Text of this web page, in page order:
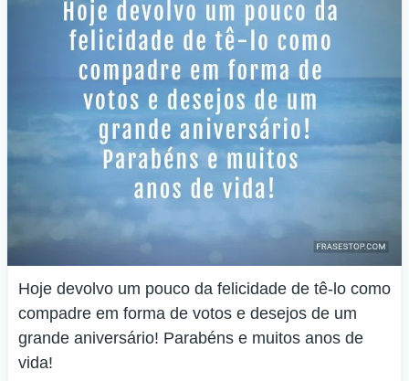
Hoje devolvo um pouco da felicidade de tê-lo como
compadre em forma de votos e desejos de um
grande aniversário! Parabéns e muitos anos de
vida!